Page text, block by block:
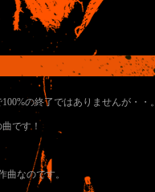
の終了ではありませんが・・。
です！
なのです。